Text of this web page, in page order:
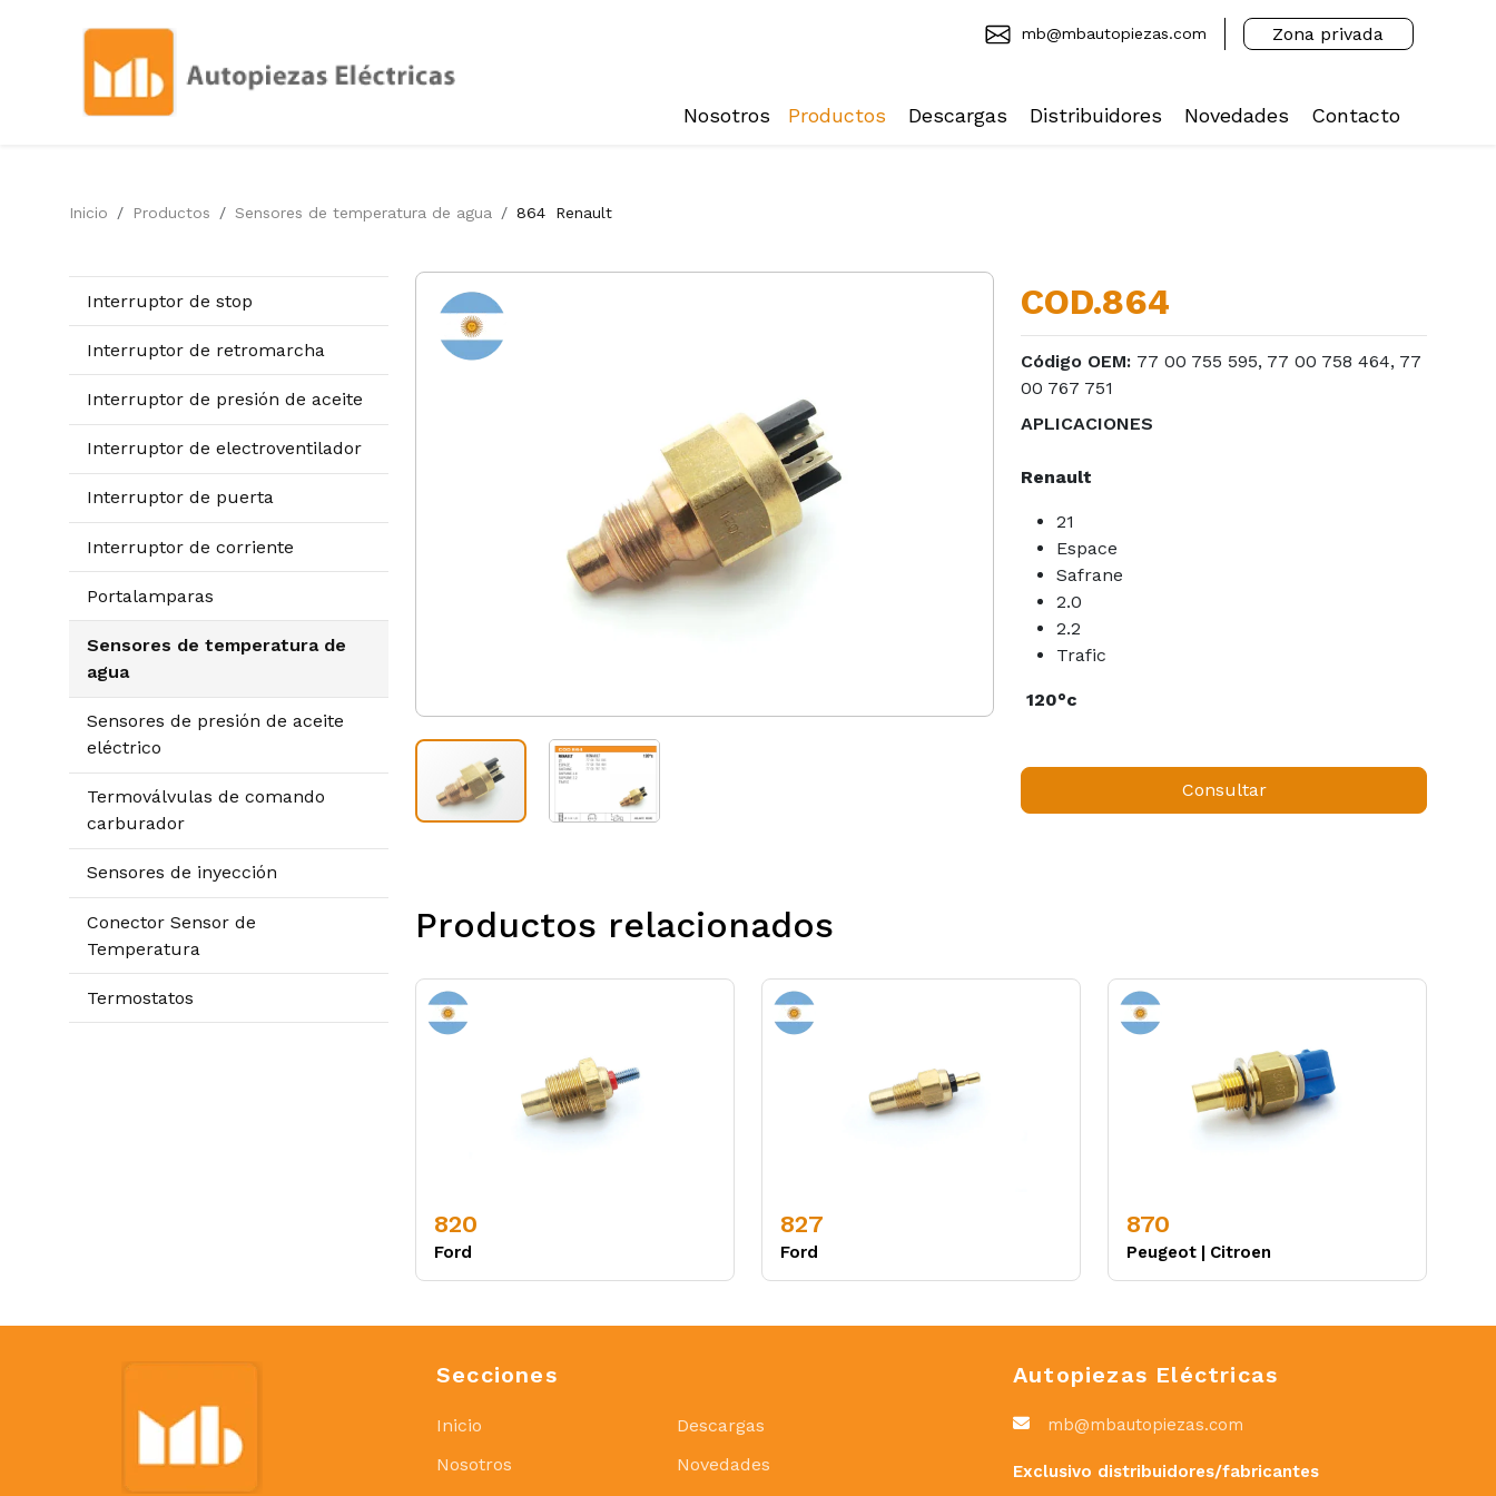
mb@mbautopiezas.com Zona privada
Nosotros Productos Descargas Distribuidores Novedades Contacto
Inicio Productos Sensores de temperatura de agua 864 Renault
Interruptor de stop
Interruptor de retromarcha
Interruptor de presión de aceite
Interruptor de electroventilador
Interruptor de puerta
Interruptor de corriente
Portalamparas
Sensores de temperatura de
agua
Sensores de presión de aceite
eléctrico
Termoválvulas de comando
carburador
Sensores de inyección
Conector Sensor de
Temperatura
Termostatos
COD.864
Código OEM: 77 00 755 595, 77 00 758 464, 77
00 767 751
APLICACIONES
Renault
21
Espace
Safrane
2.0
2.2
Trafic
120°c
Consultar
Productos relacionados
820
Ford
827
Ford
870
Peugeot | Citroen
Secciones
Inicio
Nosotros
Descargas
Novedades
Autopiezas Eléctricas
mb@mbautopiezas.com
Exclusivo distribuidores/fabricantes